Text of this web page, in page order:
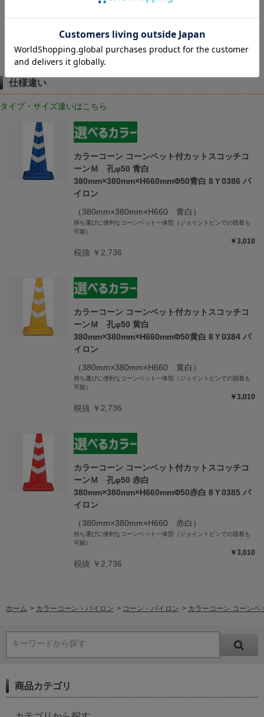
仕様違い
タイプ・サイズ違いはこちら
カラーコーン コーンベット付カットスコッチコ
ーンＭ 孔φ50 青白
380mm×380mm×H660mmΦ50青白 8Ｙ0386 パ
イロン
（380mm×380mm×H660 青白）
持ち運びに便利なコーンベット一体型（ジョイントピンでの脱着も
可能）
￥3,010
税抜 ￥2,736
カラーコーン コーンベット付カットスコッチコ
ーンＭ 孔φ50 黄白
380mm×380mm×H660mmΦ50黄白 8Ｙ0384 パ
イロン
（380mm×380mm×H660 黄白）
持ち運びに便利なコーンベット一体型（ジョイントピンでの脱着も
可能）
￥3,010
税抜 ￥2,736
カラーコーン コーンベット付カットスコッチコ
ーンＭ 孔φ50 赤白
380mm×380mm×H660mmΦ50赤白 8Ｙ0385 パ
イロン
（380mm×380mm×H660 赤白）
持ち運びに便利なコーンベット一体型（ジョイントピンでの脱着も
可能）
￥3,010
税抜 ￥2,736
ホーム > カラーコーン・パイロン > コーン・パイロン > カラーコーン コーン
キーワードから探す
商品カテゴリ